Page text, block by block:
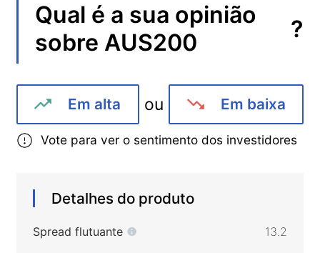
Qual é a sua opinião
sobre AUS200 ?
Em alta ou Em baixa
Vote para ver o sentimento dos investidores
Detalhes do produto
Spread flutuante 13.2